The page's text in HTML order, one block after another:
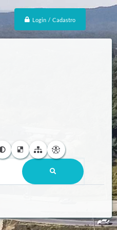
Login / Cadastro